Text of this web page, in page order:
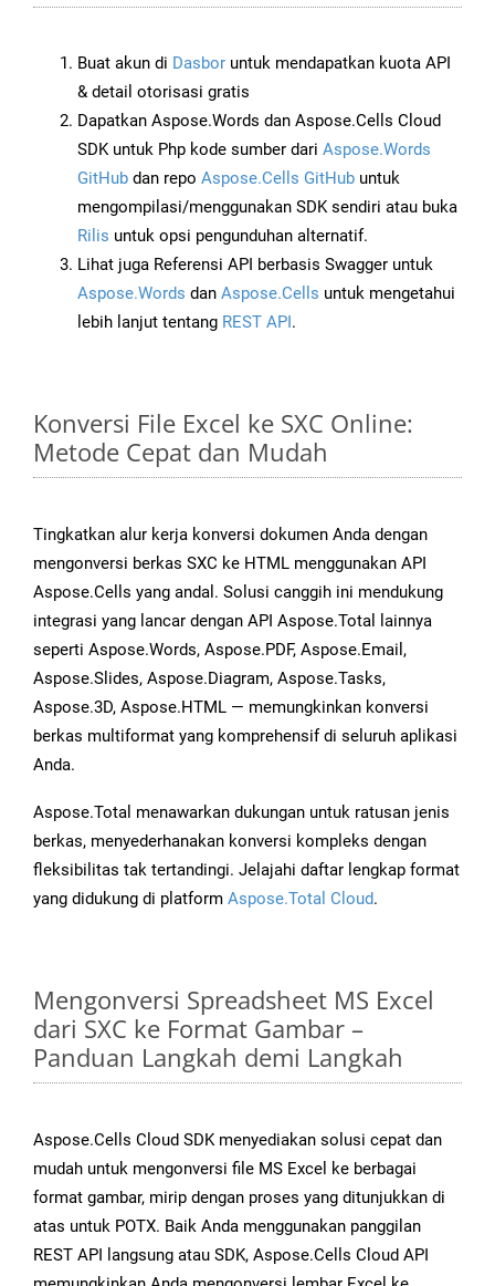
Buat akun di Dasbor untuk mendapatkan kuota API
& detail otorisasi gratis
Dapatkan Aspose.Words dan Aspose.Cells Cloud
SDK untuk Php kode sumber dari Aspose.Words
GitHub dan repo Aspose.Cells GitHub untuk
mengompilasi/menggunakan SDK sendiri atau buka
Rilis untuk opsi pengunduhan alternatif.
Lihat juga Referensi API berbasis Swagger untuk
Aspose.Words dan Aspose.Cells untuk mengetahui
lebih lanjut tentang REST API.
Konversi File Excel ke SXC Online:
Metode Cepat dan Mudah
Tingkatkan alur kerja konversi dokumen Anda dengan
mengonversi berkas SXC ke HTML menggunakan API
Aspose.Cells yang andal. Solusi canggih ini mendukung
integrasi yang lancar dengan API Aspose.Total lainnya
seperti Aspose.Words, Aspose.PDF, Aspose.Email,
Aspose.Slides, Aspose.Diagram, Aspose.Tasks,
Aspose.3D, Aspose.HTML — memungkinkan konversi
berkas multiformat yang komprehensif di seluruh aplikasi
Anda.
Aspose.Total menawarkan dukungan untuk ratusan jenis
berkas, menyederhanakan konversi kompleks dengan
fleksibilitas tak tertandingi. Jelajahi daftar lengkap format
yang didukung di platform Aspose.Total Cloud.
Mengonversi Spreadsheet MS Excel
dari SXC ke Format Gambar –
Panduan Langkah demi Langkah
Aspose.Cells Cloud SDK menyediakan solusi cepat dan
mudah untuk mengonversi file MS Excel ke berbagai
format gambar, mirip dengan proses yang ditunjukkan di
atas untuk POTX. Baik Anda menggunakan panggilan
REST API langsung atau SDK, Aspose.Cells Cloud API